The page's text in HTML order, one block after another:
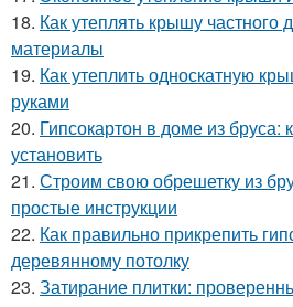
18. Как утеплять крышу частного
материалы
19. Как утеплить односкатную
руками
20. Гипсокартон в доме из бруса:
установить
21. Строим свою обрешетку из
простые инструкции
22. Как правильно прикрепить
деревянному потолку
23. Затирание плитки: